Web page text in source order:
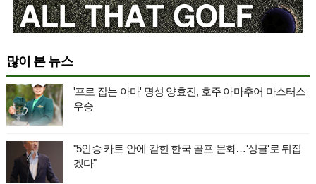
많이 본 뉴스
'프로 잡는 아마' 명성 양효진, 호주 아마추어 마스터스
우승
"5인승 카트 안에 갇힌 한국 골프 문화…'싱글'로 뒤집
겠다"